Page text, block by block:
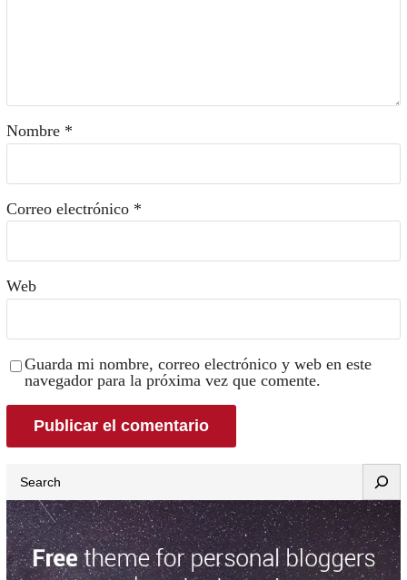
Nombre *
Correo electrónico *
Web
Guarda mi nombre, correo electrónico y web en este
navegador para la próxima vez que comente.